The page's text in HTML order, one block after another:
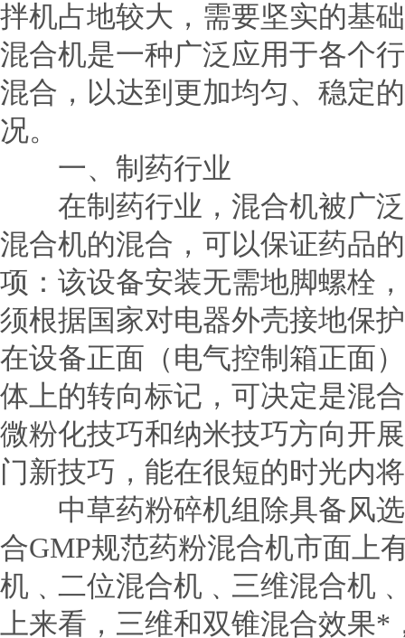
拌机占地较大，需要坚实的基
混合机是一种广泛应用于各个
混合，以达到更加均匀、稳定
况。
一、制药行业
在制药行业，混合机被广泛
混合机的混合，可以保证药品
项：该设备安装无需地脚螺栓
须根据国家对电器外壳接地保
在设备正面（电气控制箱正面
体上的转向标记，可决定是混
微粉化技巧和纳米技巧方向开
门新技巧，能在很短的时光内
中草药粉碎机组除具备风选
合GMP规范药粉混合机市面上
机﹑二位混合机﹑三维混合机
上来看，三维和双锥混合效果*